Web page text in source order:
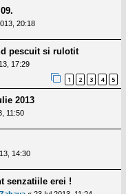
20:18
pescuit si rulotit
17:29
1 2 3 4 5
2013
11:50
14:30
senzatiile erei !